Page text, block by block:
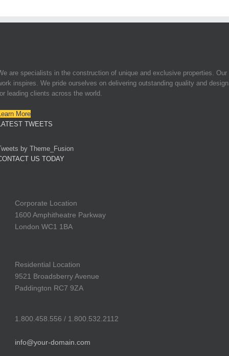
are specialists in the construction of unique and exclusive properties. Our
inspires. We pride ourselves on delivering outstanding quality and design
leading clients across the world.
More
TWEETS
by Theme_Fusion
US TODAY
Corporate Location
1600 Amphitheatre Parkway
London WC1 1BA
Residential Location
9521 Broadsberry Avenue
Paddington RC7 9ZA
1.800.458.556 / 1.800.532.2112
info@your-domain.com